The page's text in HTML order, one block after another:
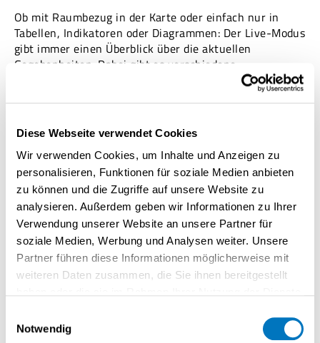
Diese Webseite verwendet Cookies
Wir verwenden Cookies, um Inhalte und Anzeigen zu
personalisieren, Funktionen für soziale Medien anbieten
zu können und die Zugriffe auf unsere Website zu
analysieren. Außerdem geben wir Informationen zu Ihrer
Verwendung unserer Website an unsere Partner für
soziale Medien, Werbung und Analysen weiter. Unsere
Partner führen diese Informationen möglicherweise mit
weiteren Daten zusammen, die Sie ihnen bereitgestellt
Notwendig
Ob mit Raumbezug in der Karte oder einfach nur in
Tabellen, Indikatoren oder Diagrammen: Der Live-Modus
gibt immer einen Überblick über die aktuellen
Gegebenheiten. Dabei gibt es verschiedene
Anwendungsgebiete für den Live-Modus: Zum einen ist
sich um Dashboards, bei denen eine Interaktion
höchstens in Form von Filterungen stattfindet. Der
Aufbau des Dashboards bleibt dabei unberührt. Sie
kommen beispielsweise in Form von Bildschirmen im
öffentlichen Raum vor. Aber auch bei vorbereiteten
bzw. fertiggestellten Dashboards, die zur weiteren
Analyse genutzt werden, wie es beispielsweise im
Bereich Katastrophenmanagement üblich ist, macht die
Nutzung des Live-Modus Sinn.